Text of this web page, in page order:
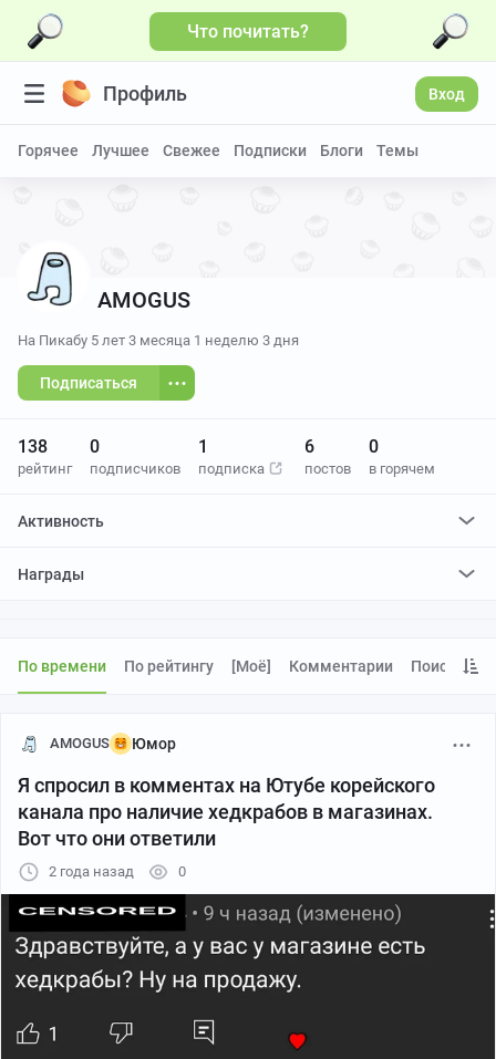
Что почитать?
Профиль Вход
Горячее Лучшее Свежее Подписки Блоги Темы
AMOGUS
На Пикабу 5 лет 3 месяца 1 неделю 3 дня
Подписаться
138
рейтинг
0
подписчиков
1
подписка
6
постов
0
в горячем
Активность
Награды
По времени По рейтингу [моё] Комментарии Поиск
AMOGUS Юмор
Я спросил в комментах на Ютубе корейского
канала про наличие хедкрабов в магазинах.
Вот что они ответили
2 года назад 0